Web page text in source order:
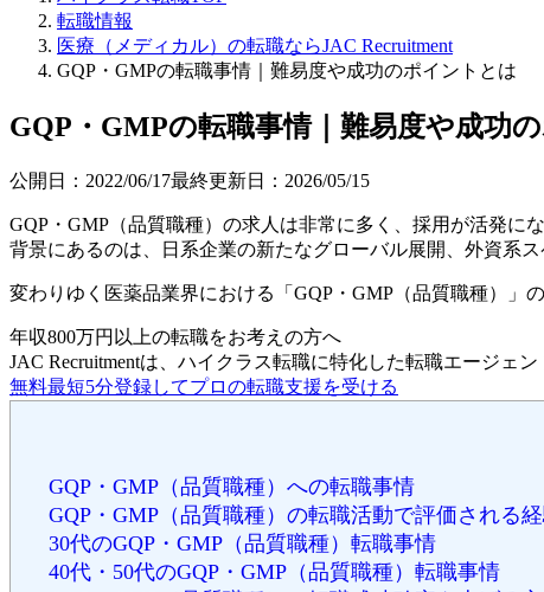
転職情報
医療（メディカル）の転職ならJAC Recruitment
GQP・GMPの転職事情｜難易度や成功のポイントとは
GQP・GMPの転職事情｜難易度や成功
公開日： 2022/06/17最終更新日： 2026/05/15
GQP・GMP（品質職種）の求人は非常に多く、採用が活発にな
背景にあるのは、日系企業の新たなグローバル展開、外資系
変わりゆく医薬品業界における「GQP・GMP（品質職種）」
年収800万円以上の転職をお考えの方へ
JAC Recruitmentは、ハイクラス転職に特化した転職エージェン
無料最短5分登録してプロの転職支援を受ける
GQP・GMP（品質職種）への転職事情
GQP・GMP（品質職種）の転職活動で評価される
30代のGQP・GMP（品質職種）転職事情
40代・50代のGQP・GMP（品質職種）転職事情